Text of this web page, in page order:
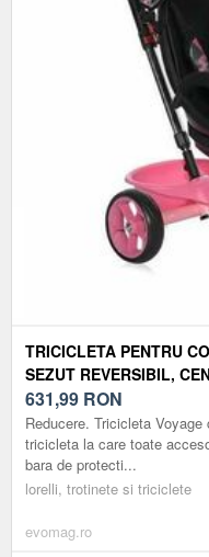
TRICICLETA PENTRU
SEZUT REVERSIBIL,
CONTROL PARENTAL,
631,99 RON
Reducere. Tricicleta
tricicleta la care toate
bara de protecti...
lorelli, trotinete si triciclete
evomag.ro